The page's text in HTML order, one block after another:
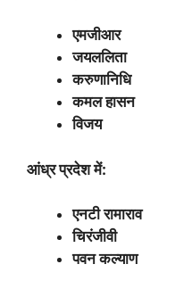
एमजीआर
जयललिता
करुणानिधि
कमल हासन
विजय
आंध्र प्रदेश में:
एनटी रामाराव
चिरंजीवी
पवन कल्याण